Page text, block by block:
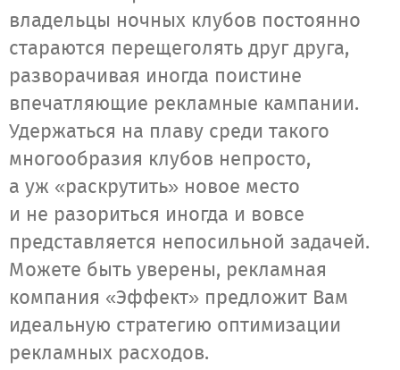
владельцы ночных клубов постоянно
стараются перещеголять друг друга,
разворачивая иногда поистине
впечатляющие рекламные кампании.
Удержаться на плаву среди такого
многообразия клубов непросто,
а уж «раскрутить» новое место
и не разориться иногда и вовсе
представляется непосильной задачей.
Можете быть уверены, рекламная
компания «Эффект» предложит Вам
идеальную стратегию оптимизации
рекламных расходов.